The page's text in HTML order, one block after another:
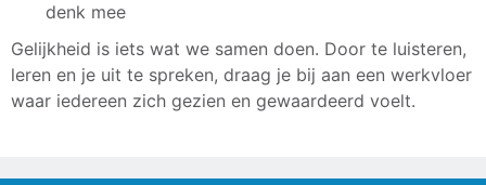
denk mee
Gelijkheid is iets wat we samen doen. Door te luisteren,
leren en je uit te spreken, draag je bij aan een werkvloer
waar iedereen zich gezien en gewaardeerd voelt.